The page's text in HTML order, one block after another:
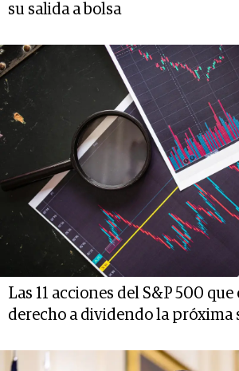
su salida a bolsa
Las 11 acciones del S&P 500
derecho a dividendo la próxima